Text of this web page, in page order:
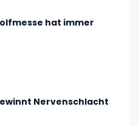
hat immer
Nervenschlacht